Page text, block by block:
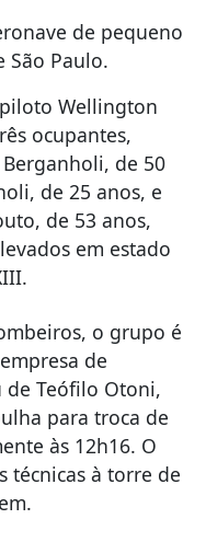
de pequeno
São Paulo.
Wellington
ocupantes,
de 50
de 25 anos, e
de 53 anos,
em estado
o grupo é
de
Teófilo Otoni,
para troca de
às 12h16. O
técnicas à torre de